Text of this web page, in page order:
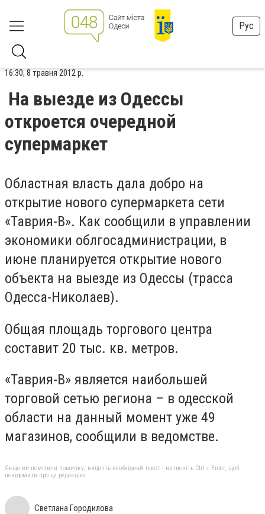
Рус
16:30, 8 травня 2012 р.
На выезде из Одессы
откроется очередной
супермаркет
Областная власть дала добро на
открытие нового супермаркета сети
«Таврия-В». Как сообщили в управлении
экономики облгосадминистрации, в
июне планируется открытие нового
объекта на выезде из Одессы (трасса
Одесса-Николаев).
Общая площадь торгового центра
составит 20 тыс. кв. метров.
«Таврия-В» является наибольшей
торговой сетью региона – в одесской
области на данный момент уже 49
магазинов, сообщили в ведомстве.
Якщо ви помітили помилку, виділіть необхідний текст і натисніть Ctrl + Enter, щоб
повідомити про це редакцію
Светлана Городилова